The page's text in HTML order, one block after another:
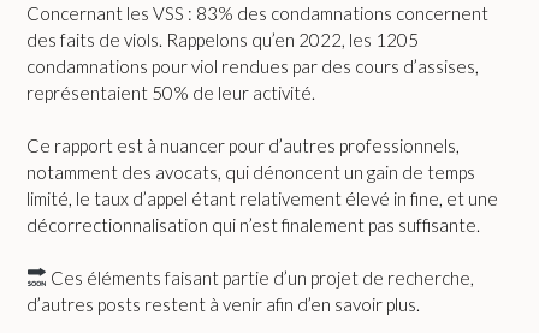
Concernant les VSS : 83% des condamnations concernent
des faits de viols. Rappelons qu’en 2022, les 1205
condamnations pour viol rendues par des cours d’assises,
représentaient 50% de leur activité.
Ce rapport est à nuancer pour d’autres professionnels,
notamment des avocats, qui dénoncent un gain de temps
limité, le taux d’appel étant relativement élevé in fine, et une
décorrectionnalisation qui n’est finalement pas suffisante.
Ces éléments faisant partie d’un projet de recherche,
d’autres posts restent à venir afin d’en savoir plus.